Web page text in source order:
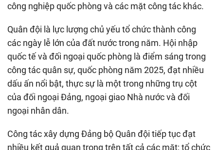
công nghiệp quốc phòng và các mặt công tác khác.
Quân đội là lực lượng chủ yếu tổ chức thành công
các ngày lễ lớn của đất nước trong năm. Hội nhập
quốc tế và đối ngoại quốc phòng là điểm sáng trong
công tác quân sự, quốc phòng năm 2025, đạt nhiều
dấu ấn nổi bật, thực sự là một trong những trụ cột
của đối ngoại Đảng, ngoại giao Nhà nước và đối
ngoại nhân dân.
Công tác xây dựng Đảng bộ Quân đội tiếp tục đạt
nhiều kết quả quan trọng trên tất cả các mặt; tổ chức